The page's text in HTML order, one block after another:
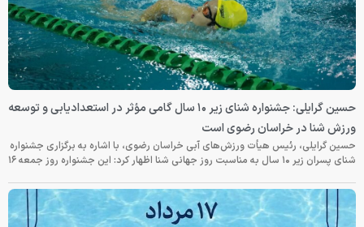
حسین گرایلی: جشنواره شنای زیر ۱۰ سال گامی مؤثر در استعدادیابی و توسعه
ورزش شنا در خراسان رضوی است
حسین گرایلی، رئیس هیأت ورزش‌های آبی خراسان رضوی، با اشاره به برگزاری جشنواره
شنای پسران زیر ۱۰ سال به مناسبت روز جهانی شنا اظهار کرد: این جشنواره روز جمعه‌ ۱۶